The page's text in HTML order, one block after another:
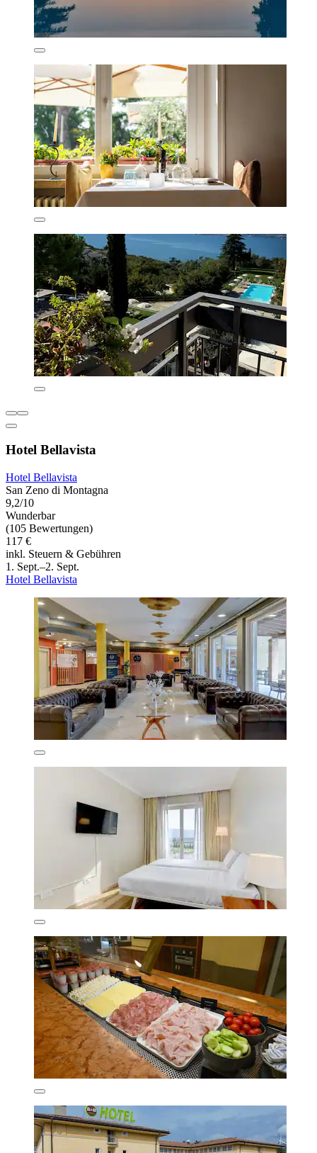
Hotel Bellavista
Hotel Bellavista
San Zeno di Montagna
9,2/10
Wunderbar
(105 Bewertungen)
117 €
inkl. Steuern & Gebühren
1. Sept.–2. Sept.
Hotel Bellavista